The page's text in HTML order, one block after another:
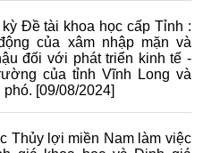
Đề tài khoa học cấp Tỉnh :
của xâm nhập mặn và
đối với phát triển kinh tế -
của tỉnh Vĩnh Long và
phó. [09/08/2024]
Thủy lợi miền Nam làm việc